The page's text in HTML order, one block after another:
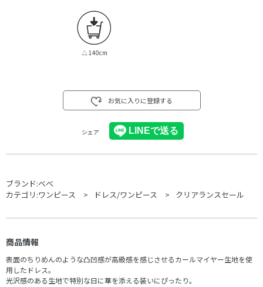
△ 140cm
お気に入りに登録する
シェア
ブランド:べべ
カテゴリ:ワンピース ドレス/ワンピース クリアランスセール
商品情報
表面のちりめんのような凸凹感が高級感を感じさせるカールマイヤー生地を使
用したドレス。
光沢感のある生地で特別な日に華を添える装いにぴったり。